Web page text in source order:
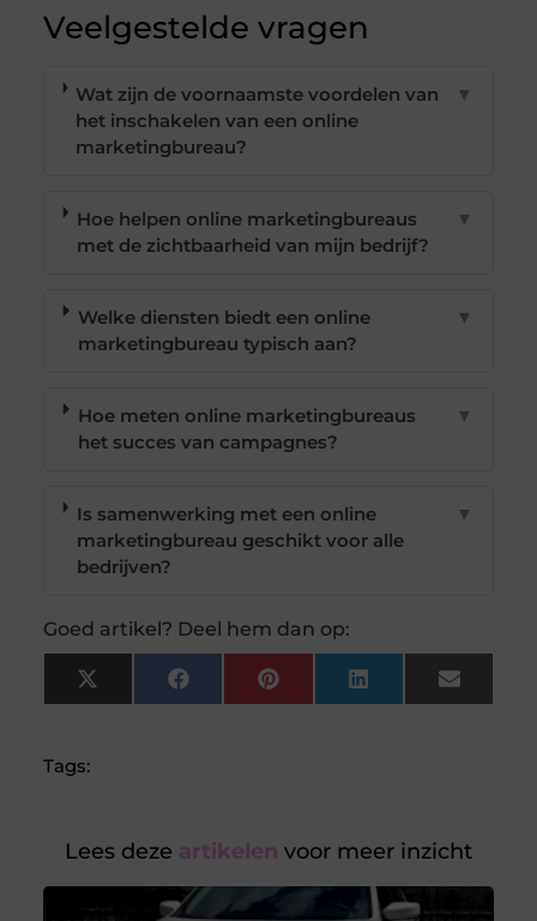
Veelgestelde vragen
Wat zijn de voornaamste voordelen van
het inschakelen van een online
marketingbureau?
▼
Hoe helpen online marketingbureaus
met de zichtbaarheid van mijn bedrijf?
▼
Welke diensten biedt een online
marketingbureau typisch aan?
▼
Hoe meten online marketingbureaus
het succes van campagnes?
▼
Is samenwerking met een online
marketingbureau geschikt voor alle
bedrijven?
▼
Goed artikel? Deel hem dan op:
X
(Twitter)
FacebookPinterest LinkedIn Email
Tags:
Lees deze artikelen voor meer inzicht